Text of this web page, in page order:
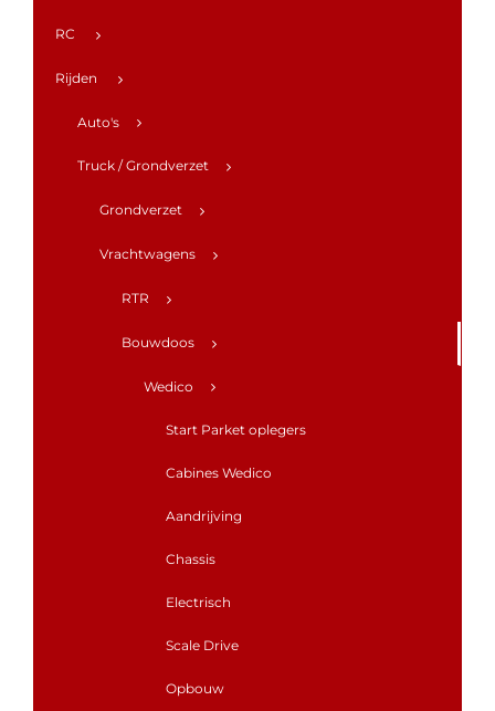
RC
Rijden
Auto's
Truck / Grondverzet
Grondverzet
Vrachtwagens
RTR
Bouwdoos
Wedico
Start Parket oplegers
Cabines Wedico
Aandrijving
Chassis
Electrisch
Scale Drive
Opbouw